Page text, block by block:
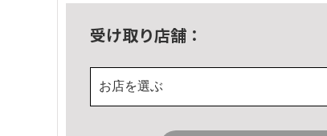
受け取り店舗：
お店を選ぶ